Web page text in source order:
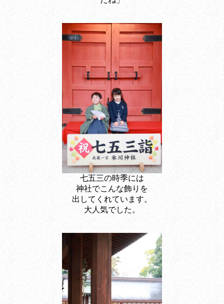
七五三の時季には
神社でこんな飾りを
出してくれています。
大人気でした。